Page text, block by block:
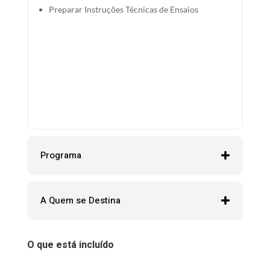
Preparar Instruções Técnicas de Ensaios
Programa
A Quem se Destina
O que está incluído